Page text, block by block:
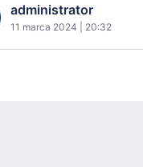
administrator
11 marca 2024 | 20:32